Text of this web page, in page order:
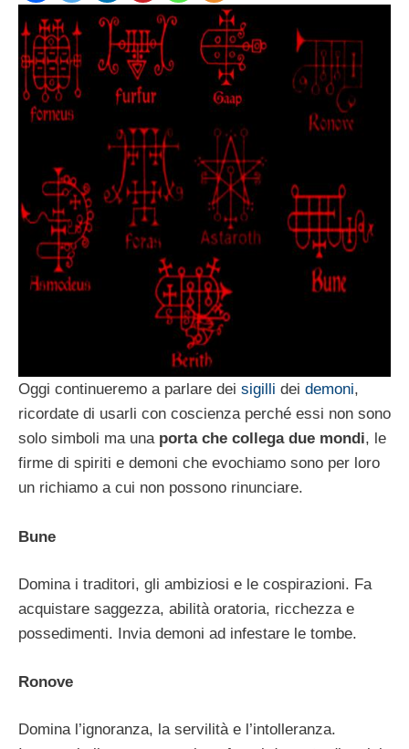
Oggi continueremo a parlare dei sigilli dei demoni,
ricordate di usarli con coscienza perché essi non sono
solo simboli ma una porta che collega due mondi, le
firme di spiriti e demoni che evochiamo sono per loro
un richiamo a cui non possono rinunciare.
Bune
Domina i traditori, gli ambiziosi e le cospirazioni. Fa
acquistare saggezza, abilità oratoria, ricchezza e
possedimenti. Invia demoni ad infestare le tombe.
Ronove
Domina l’ignoranza, la servilità e l’intolleranza.